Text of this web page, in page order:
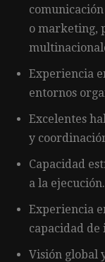
o marketing,
Experiencia
entornos
Excelentes
y
Capacidad
a la ejecución.
Experiencia
capacidad de
Visión global